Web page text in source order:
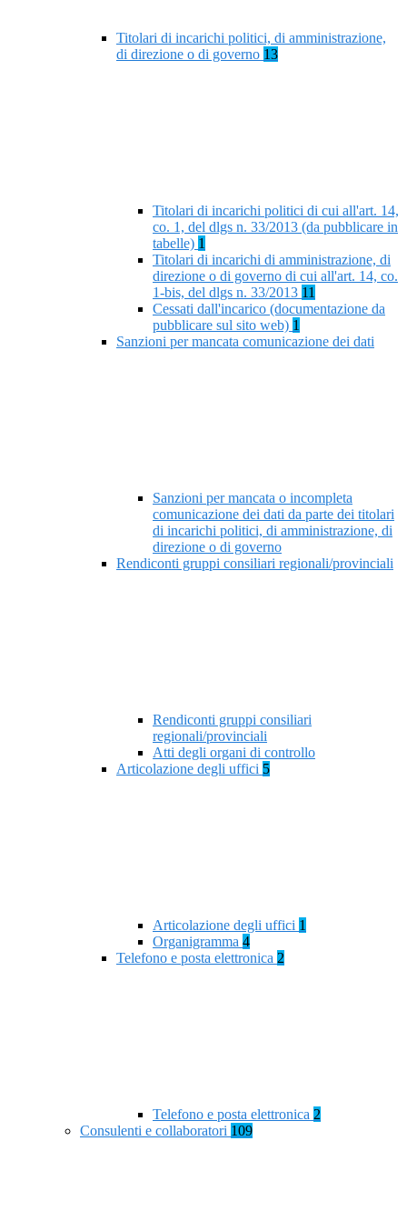
Titolari di incarichi politici, di amministrazione,
di direzione o di governo 13
Titolari di incarichi politici di cui all'art. 14,
co. 1, del dlgs n. 33/2013 (da pubblicare in
tabelle) 1
Titolari di incarichi di amministrazione, di
direzione o di governo di cui all'art. 14, co.
1-bis, del dlgs n. 33/2013 11
Cessati dall'incarico (documentazione da
pubblicare sul sito web) 1
Sanzioni per mancata comunicazione dei dati
Sanzioni per mancata o incompleta
comunicazione dei dati da parte dei titolari
di incarichi politici, di amministrazione, di
direzione o di governo
Rendiconti gruppi consiliari regionali/provinciali
Rendiconti gruppi consiliari
regionali/provinciali
Atti degli organi di controllo
Articolazione degli uffici 5
Articolazione degli uffici 1
Organigramma 4
Telefono e posta elettronica 2
Telefono e posta elettronica 2
Consulenti e collaboratori 109